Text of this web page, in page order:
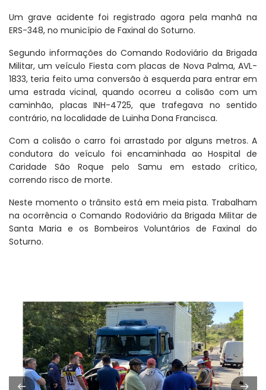
Um grave acidente foi registrado agora pela manhã na
ERS-348, no município de Faxinal do Soturno.
Segundo informações do Comando Rodoviário da Brigada
Militar, um veículo Fiesta com placas de Nova Palma, AVL-
1833, teria feito uma conversão à esquerda para entrar em
uma estrada vicinal, quando ocorreu a colisão com um
caminhão, placas INH-4725, que trafegava no sentido
contrário, na localidade de Luinha Dona Francisca.
Com a colisão o carro foi arrastado por alguns metros. A
condutora do veículo foi encaminhada ao Hospital de
Caridade São Roque pelo Samu em estado crítico,
correndo risco de morte.
Neste momento o trânsito está em meia pista. Trabalham
na ocorrência o Comando Rodoviário da Brigada Militar de
Santa Maria e os Bombeiros Voluntários de Faxinal do
Soturno.